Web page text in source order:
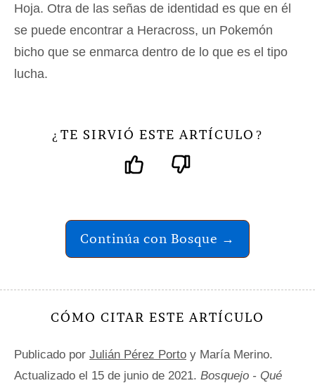
Hoja. Otra de las señas de identidad es que en él
se puede encontrar a Heracross, un Pokemón
bicho que se enmarca dentro de lo que es el tipo
lucha.
¿ TE SIRVIÓ ESTE ARTÍCULO ?
Continúa con Bosque →
CÓMO CITAR ESTE ARTÍCULO
Publicado por Julián Pérez Porto y María Merino.
Actualizado el 15 de junio de 2021. Bosquejo - Qué